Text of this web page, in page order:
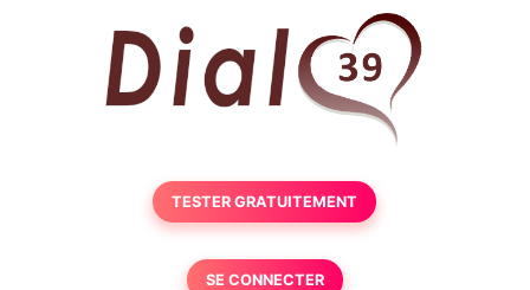
TESTER GRATUITEMENT
SE CONNECTER